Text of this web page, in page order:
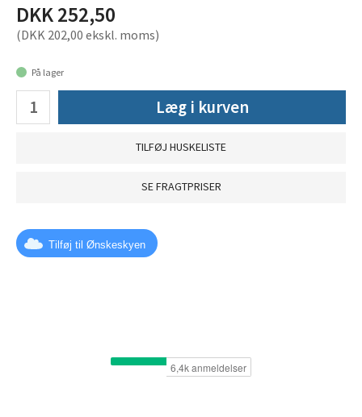
DKK 252,50
(DKK 202,00 ekskl. moms)
På lager
Læg i kurven
TILFØJ HUSKELISTE
SE FRAGTPRISER
Tilføj til Ønskeskyen